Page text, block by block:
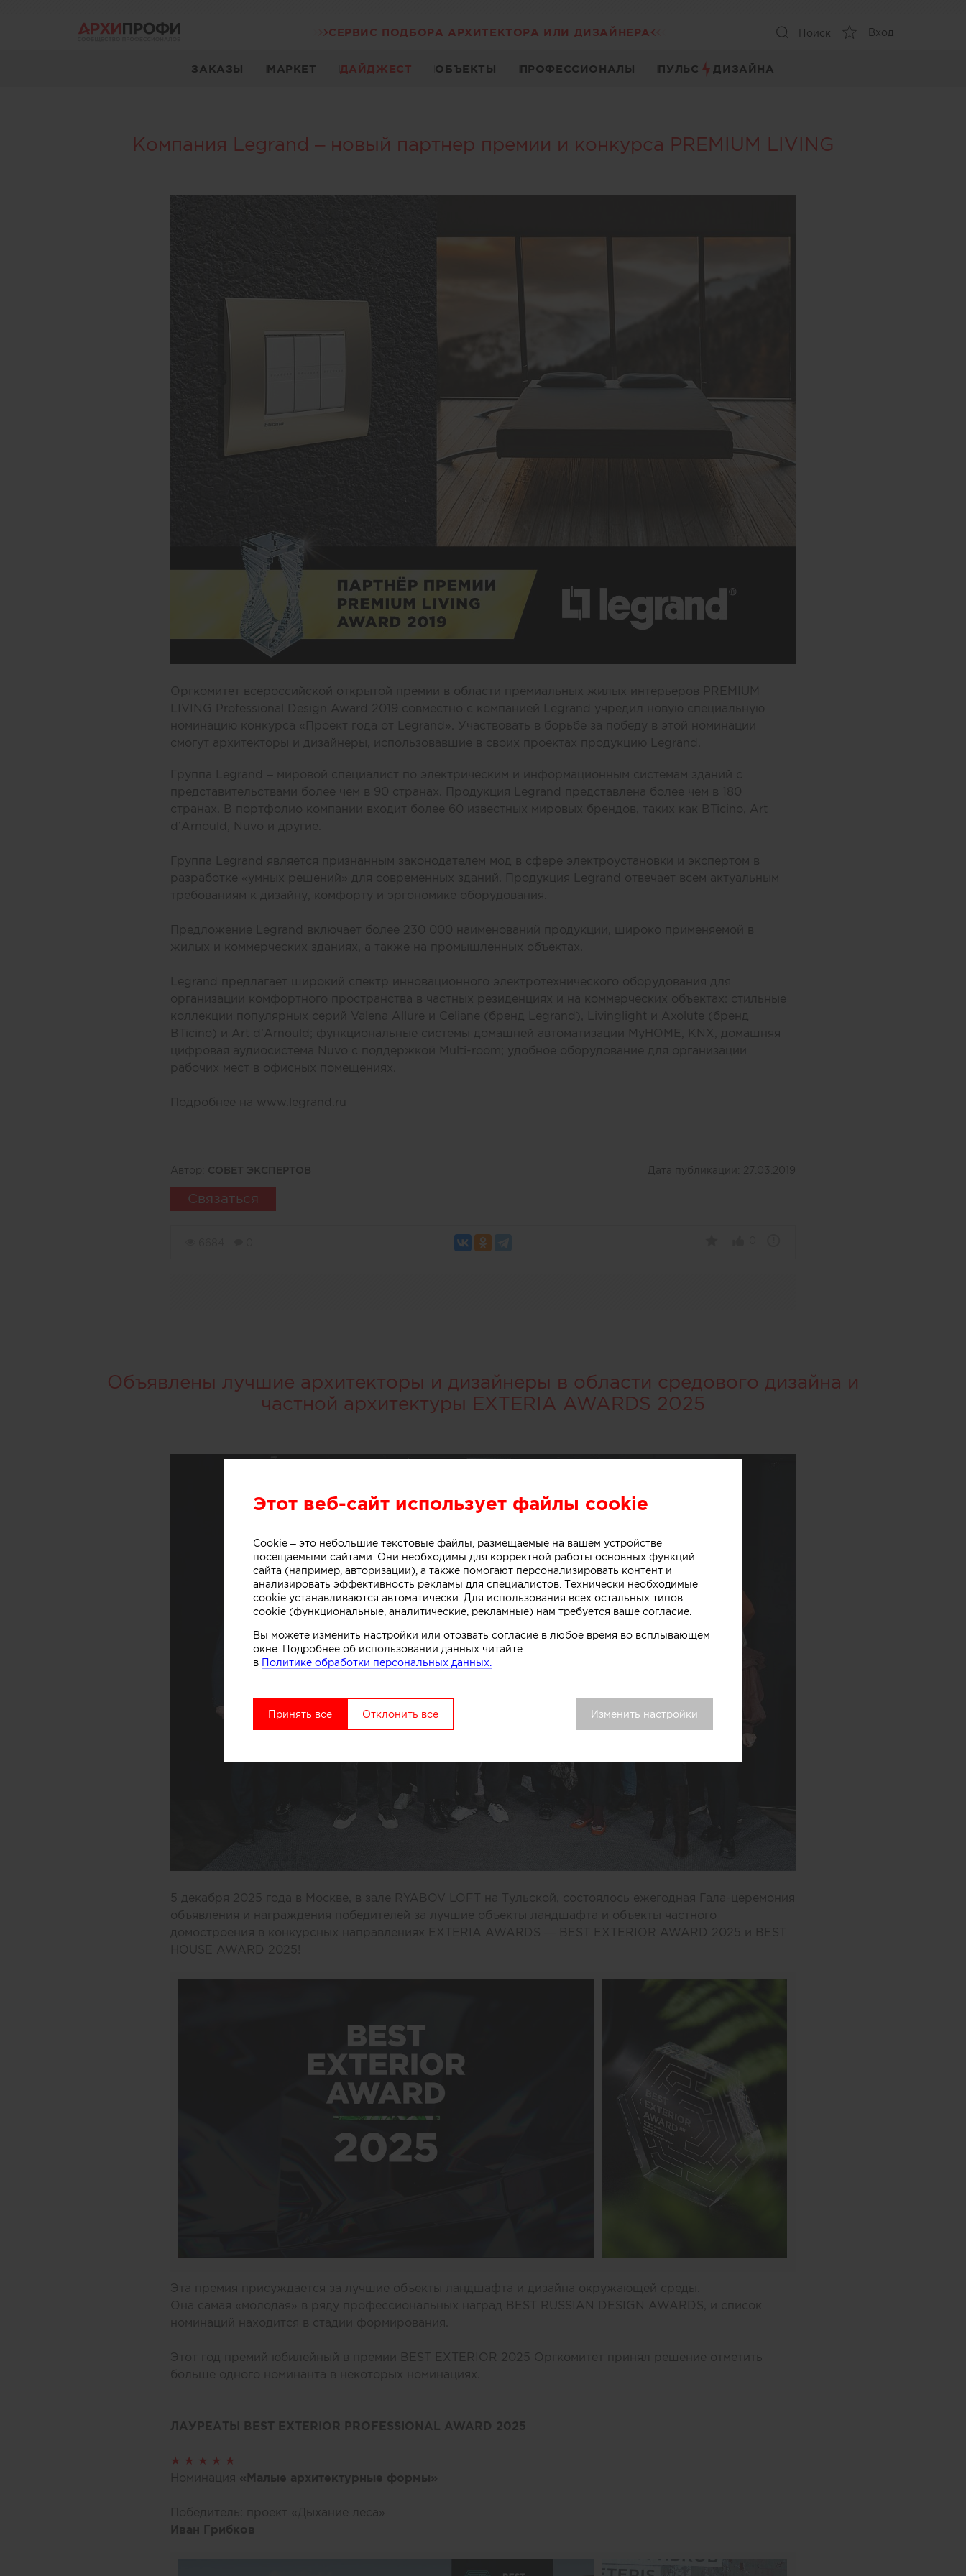
СЕРВИС ПОДБОРА АРХИТЕКТОРА ИЛИ ДИЗАЙНЕРА Поиск Вход
ЗАКАЗЫ МАРКЕТ ДАЙДЖЕСТ ОБЪЕКТЫ ПРОФЕССИОНАЛЫ ПУЛЬС ДИЗАЙНА
Компания Legrand – новый партнер премии и конкурса PREMIUM LIVING
Оргкомитет всероссийской открытой премии в области премиальных жилых интерьеров PREMIUM
LIVING Professional Design Award 2019 совместно с компанией Legrand учредил новую специальную
номинацию конкурса «Проект года от Legrand». Участвовать в борьбе за победу в этой номинации
смогут архитекторы и дизайнеры, использовавшие в своих проектах продукцию Legrand.
Группа Legrand – мировой специалист по электрическим и информационным системам зданий с
представительствами более чем в 90 странах. Продукция Legrand представлена более чем в 180
странах. В портфолио компании входит более 60 известных мировых брендов, таких как BTicino, Art
d’Arnould, Nuvo и другие.
Группа Legrand является признанным законодателем мод в сфере электроустановки и экспертом в
разработке «умных решений» для современных зданий. Продукция Legrand отвечает всем актуальным
требованиям к дизайну, комфорту и эргономике оборудования.
Предложение Legrand включает более 230 000 наименований продукции, широко применяемой в
жилых и коммерческих зданиях, а также на промышленных объектах.
Legrand предлагает широкий спектр инновационного электротехнического оборудования для
организации комфортного пространства в частных резиденциях и на коммерческих объектах: стильные
коллекции популярных серий Valena Allure и Celiane (бренд Legrand), Livinglight и Axolute (бренд
BTicino) и Art d’Arnould; функциональные системы домашней автоматизации MyHOME, KNX, домашняя
цифровая аудиосистема Nuvo с поддержкой Multi-room; удобное оборудование для организации
рабочих мест в офисных помещениях.
Подробнее на www.legrand.ru
Автор: СОВЕТ ЭКСПЕРТОВ Дата публикации: 27.03.2019
Связаться
Объявлены лучшие архитекторы и дизайнеры в области средового дизайна и
частной архитектуры EXTERIA AWARDS 2025
5 декабря 2025 года в Москве, в зале RYABOV LOFT на Тульской, состоялось ежегодная Гала-церемония
объявления и награждения победителей за лучшие объекты ландшафта и объекты частного
домостроения в конкурсных направлениях EXTERIA AWARDS — BEST EXTERIOR AWARD 2025 и BEST
HOUSE AWARD 2025!
Эта премия присуждается за лучшие объекты ландшафта и дизайна окружающей среды.
Она самая «молодая» в ряду профессиональных наград BEST RUSSIAN DESIGN AWARDS, и список
номинаций находится в стадии формирования.
Этот год премий юбилейный в премии BEST EXTERIOR 2025 Оргкомитет принял решение отметить
больше одного номинанта в некоторых номинациях.
ЛАУРЕАТЫ BEST EXTERIOR PROFESSIONAL AWARD 2025
★ ★ ★ ★ ★
Номинация «Малые архитектурные формы»
Победитель: проект «Дыхание леса»
Иван Грибков
Этот веб-сайт использует файлы cookie
Cookie – это небольшие текстовые файлы, размещаемые на вашем устройстве
посещаемыми сайтами. Они необходимы для корректной работы основных функций
сайта (например, авторизации), а также помогают персонализировать контент и
анализировать эффективность рекламы для специалистов. Технически необходимые
cookie устанавливаются автоматически. Для использования всех остальных типов
cookie (функциональные, аналитические, рекламные) нам требуется ваше согласие.
Вы можете изменить настройки или отозвать согласие в любое время во всплывающем
окне. Подробнее об использовании данных читайте
в Политике обработки персональных данных.
Принять все Отклонить все Изменить настройки